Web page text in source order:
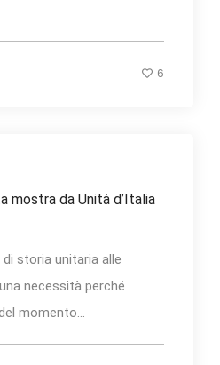
6
mostra da Unità d’Italia
storia unitaria alle
necessità perché
momento...